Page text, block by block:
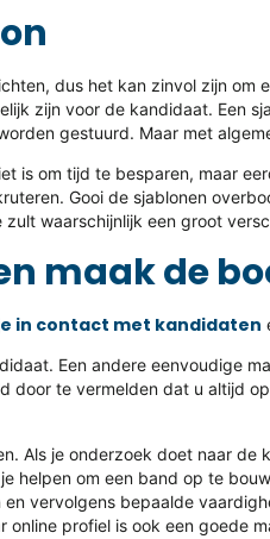
dus het kan zinvol zijn om
zijn voor de kandidaat. Een
gestuurd. Maar met
is om tijd te besparen, maar
Gooi de sjablonen
waarschijnlijk een groot
maak de
in contact met kandidaten
Een andere eenvoudige
door te vermelden dat u altijd
Als je onderzoek doet naar
helpen om een band op te
vervolgens bepaalde
profiel is ook een goede